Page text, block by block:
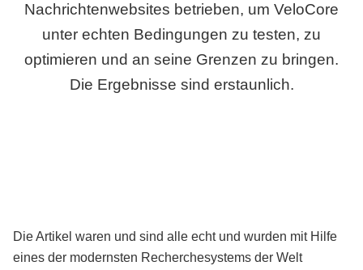
Nachrichtenwebsites betrieben, um VeloCore
unter echten Bedingungen zu testen, zu
optimieren und an seine Grenzen zu bringen.
Die Ergebnisse sind erstaunlich.
Die Artikel waren und sind alle echt und wurden mit Hilfe
eines der modernsten Recherchesystems der Welt